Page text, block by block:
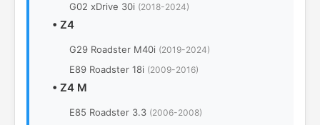
G02 xDrive 30i (2018-2024)
• Z4
G29 Roadster M40i (2019-2024)
E89 Roadster 18i (2009-2016)
• Z4 M
E85 Roadster 3.3 (2006-2008)